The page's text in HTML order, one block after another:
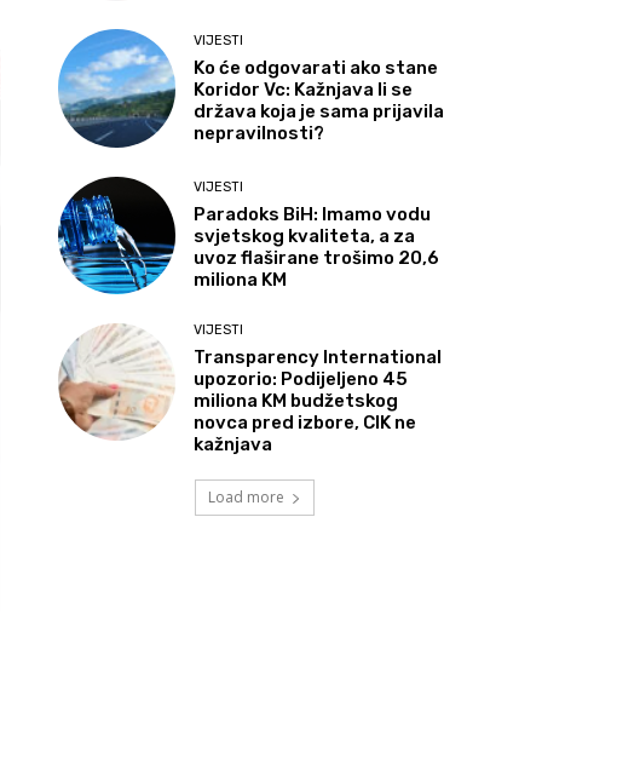
VIJESTI
Ko će odgovarati ako stane
Koridor Vc: Kažnjava li se
država koja je sama prijavila
nepravilnosti?
VIJESTI
Paradoks BiH: Imamo vodu
svjetskog kvaliteta, a za
uvoz flaširane trošimo 20,6
miliona KM
VIJESTI
Transparency International
upozorio: Podijeljeno 45
miliona KM budžetskog
novca pred izbore, CIK ne
kažnjava
Load more